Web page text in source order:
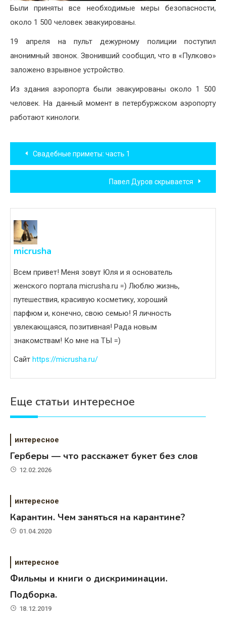
Были приняты все необходимые меры безопасности,
около 1 500 человек эвакуированы.
19 апреля на пульт дежурному полиции поступил
анонимный звонок. Звонивший сообщил, что в «Пулково»
заложено взрывное устройство.
Из здания аэропорта были эвакуированы около 1 500
человек. На данный момент в петербуржском аэропорту
работают кинологи.
Навигация
по
записям
Свадебные приметы: часть 1
Павел Дуров скрывается
micrusha
Всем привет! Меня зовут Юля и я основатель
женского портала micrusha.ru =) Люблю жизнь,
путешествия, красивую косметику, хороший
парфюм и, конечно, свою семью! Я личность
увлекающаяся, позитивная! Рада новым
знакомствам! Ко мне на ТЫ =)
Сайт https://micrusha.ru/
Еще статьи интересное
интересное
Герберы — что расскажет букет без слов
12.02.2026
интересное
Карантин. Чем заняться на карантине?
01.04.2020
интересное
Фильмы и книги о дискриминации.
Подборка.
18.12.2019